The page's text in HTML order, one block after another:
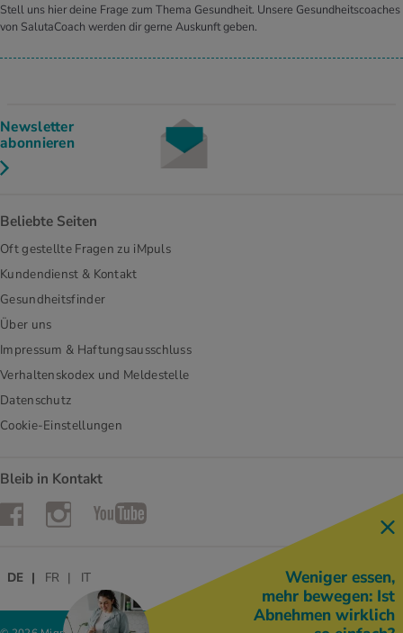
Stell uns hier deine Frage zum Thema Gesundheit. Unsere Gesundheitscoaches
von SalutaCoach werden dir gerne Auskunft geben.
Newsletter
abonnieren
Beliebte Seiten
Oft gestellte Fragen zu iMpuls
Kundendienst & Kontakt
Gesundheitsfinder
Über uns
Impressum & Haftungsausschluss
Verhaltenskodex und Meldestelle
Datenschutz
Cookie-Einstellungen
Bleib in Kontakt
FacebookInstagramYouTube
DE FR IT
Weniger essen,
mehr bewegen: Ist
Abnehmen wirklich